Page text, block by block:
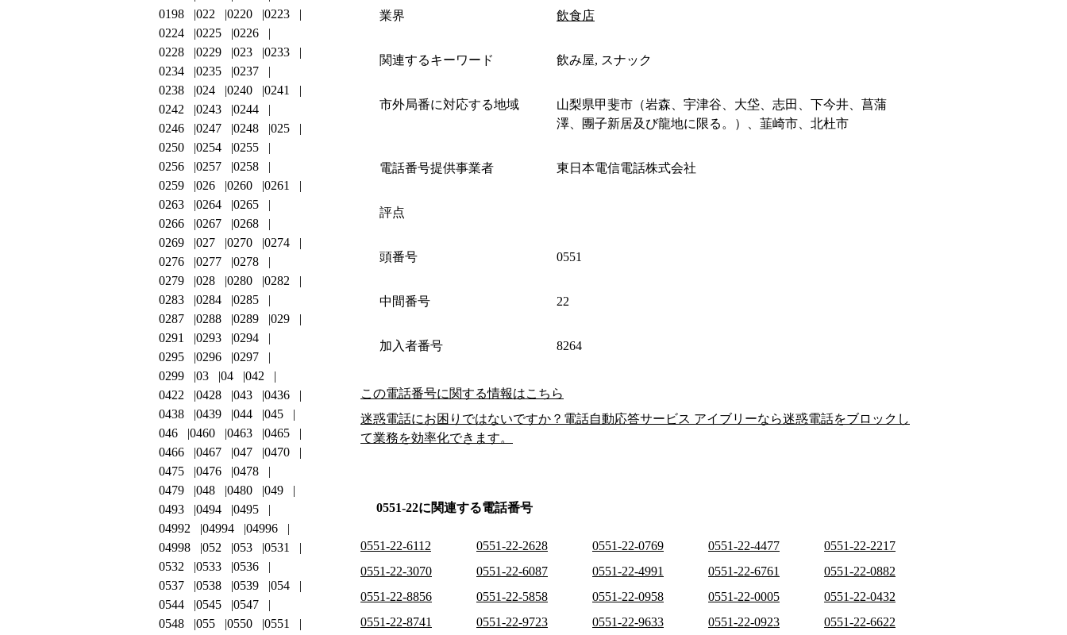
業界 飲食店
関連するキーワード 飲み屋, スナック
市外局番に対応する地域
山梨県甲斐市（岩森、宇津谷、大垈、志田、下今井、菖蒲
澤、團子新居及び龍地に限る。）、韮崎市、北杜市
電話番号提供事業者 東日本電信電話株式会社
評点
頭番号 0551
中間番号 22
加入者番号 8264
この電話番号に関する情報はこちら
迷惑電話にお困りではないですか？電話自動応答サービス アイブリーなら迷惑電話をブロックし
て業務を効率化できます。
0551-22に関連する電話番号
0551-22-6112 0551-22-2628 0551-22-0769 0551-22-4477
0551-22-2217
0551-22-3070
0551-22-6087 0551-22-4991 0551-22-6761
0551-22-0882
0551-22-8856
0551-22-5858 0551-22-0958 0551-22-0005
0551-22-0432
0551-22-8741
0551-22-9723 0551-22-9633 0551-22-0923
0551-22-6622
0198
022 0220
0223
0224
0225
0226
0228
0229 023
0233
0234
0235
0237
0238
024 0240
0241
0242
0243
0244
0246
0247 0248
025
0250
0254
0255
0256
0257
0258
0259
026 0260
0261
0263
0264
0265
0266
0267
0268
0269
027 0270
0274
0276
0277
0278
0279
028 0280
0282
0283
0284
0285
0287
0288 0289
029
0291
0293
0294
0295
0296
0297
0299
03 04
042
0422
0428 043
0436
0438
0439 044
045
046
0460 0463
0465
0466
0467 047
0470
0475
0476
0478
0479
048 0480
049
0493
0494
0495
04992
04994
04996
04998
052 053
0531
0532
0533
0536
0537
0538 0539
054
0544
0545
0547
0548
055 0550
0551